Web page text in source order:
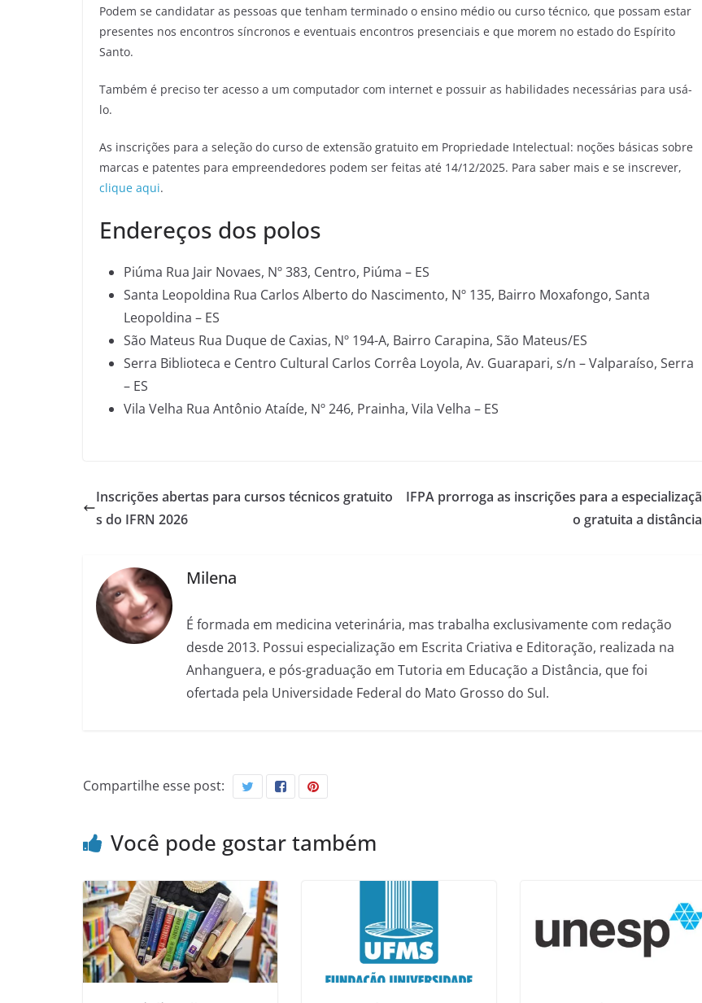
Podem se candidatar as pessoas que tenham terminado o ensino médio ou curso técnico, que possam estar
presentes nos encontros síncronos e eventuais encontros presenciais e que morem no estado do Espírito
Santo.
Também é preciso ter acesso a um computador com internet e possuir as habilidades necessárias para usá-
lo.
As inscrições para a seleção do curso de extensão gratuito em Propriedade Intelectual: noções básicas sobre
marcas e patentes para empreendedores podem ser feitas até 14/12/2025. Para saber mais e se inscrever,
clique aqui.
Endereços dos polos
Piúma Rua Jair Novaes, Nº 383, Centro, Piúma – ES
Santa Leopoldina Rua Carlos Alberto do Nascimento, Nº 135, Bairro Moxafongo, Santa
Leopoldina – ES
São Mateus Rua Duque de Caxias, Nº 194-A, Bairro Carapina, São Mateus/ES
Serra Biblioteca e Centro Cultural Carlos Corrêa Loyola, Av. Guarapari, s/n – Valparaíso, Serra
– ES
Vila Velha Rua Antônio Ataíde, Nº 246, Prainha, Vila Velha – ES
Inscrições abertas para cursos técnicos gratuito
s do IFRN 2026
IFPA prorroga as inscrições para a especializaçã
o gratuita a distância
Milena
É formada em medicina veterinária, mas trabalha exclusivamente com redação
desde 2013. Possui especialização em Escrita Criativa e Editoração, realizada na
Anhanguera, e pós-graduação em Tutoria em Educação a Distância, que foi
ofertada pela Universidade Federal do Mato Grosso do Sul.
Compartilhe esse post:
Você pode gostar também